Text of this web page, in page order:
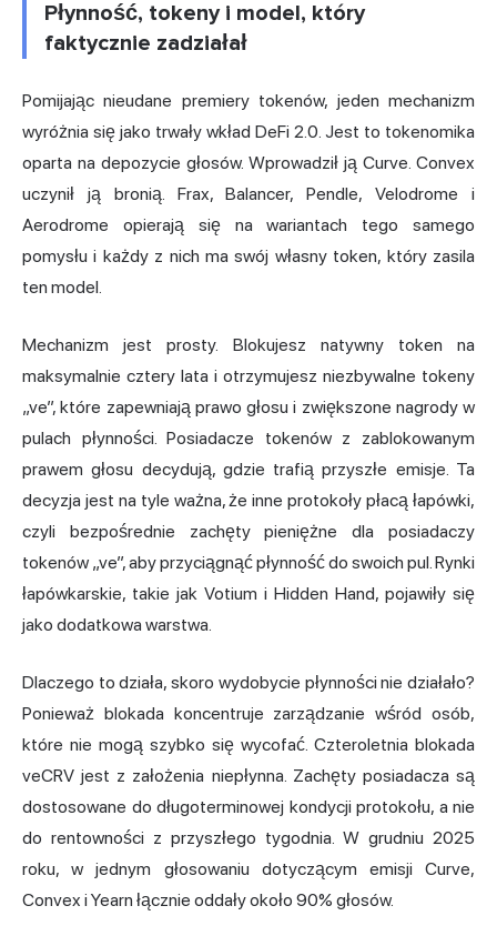
Płynność, tokeny i model, który
faktycznie zadziałał
Pomijając nieudane premiery tokenów, jeden mechanizm
wyróżnia się jako trwały wkład DeFi 2.0. Jest to tokenomika
oparta na depozycie głosów. Wprowadził ją Curve. Convex
uczynił ją bronią. Frax, Balancer, Pendle, Velodrome i
Aerodrome opierają się na wariantach tego samego
pomysłu i każdy z nich ma swój własny token, który zasila
ten model.
Mechanizm jest prosty. Blokujesz natywny token na
maksymalnie cztery lata i otrzymujesz niezbywalne tokeny
„ve”, które zapewniają prawo głosu i zwiększone nagrody w
pulach płynności. Posiadacze tokenów z zablokowanym
prawem głosu decydują, gdzie trafią przyszłe emisje. Ta
decyzja jest na tyle ważna, że inne protokoły płacą łapówki,
czyli bezpośrednie zachęty pieniężne dla posiadaczy
tokenów „ve”, aby przyciągnąć płynność do swoich pul. Rynki
łapówkarskie, takie jak Votium i Hidden Hand, pojawiły się
jako dodatkowa warstwa.
Dlaczego to działa, skoro wydobycie płynności nie działało?
Ponieważ blokada koncentruje zarządzanie wśród osób,
które nie mogą szybko się wycofać. Czteroletnia blokada
veCRV jest z założenia niepłynna. Zachęty posiadacza są
dostosowane do długoterminowej kondycji protokołu, a nie
do rentowności z przyszłego tygodnia. W grudniu 2025
roku, w jednym głosowaniu dotyczącym emisji Curve,
Convex i Yearn łącznie oddały około 90% głosów.